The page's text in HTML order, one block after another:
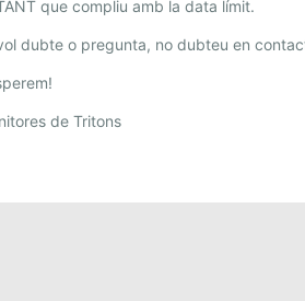
que compliu amb la data límit.
dubte o pregunta, no dubteu en
de Tritons